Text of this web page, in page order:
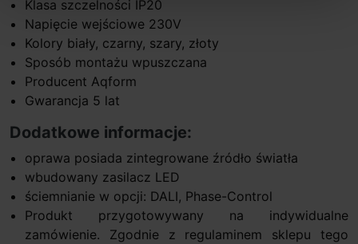
Klasa szczelności IP20
Napięcie wejściowe 230V
Kolory biały, czarny, szary, złoty
Sposób montażu wpuszczana
Producent Aqform
Gwarancja 5 lat
Dodatkowe informacje:
oprawa posiada zintegrowane źródło światła
wbudowany zasilacz LED
ściemnianie w opcji: DALI, Phase-Control
Produkt przygotowywany na indywidualne
zamówienie. Zgodnie z regulaminem sklepu tego